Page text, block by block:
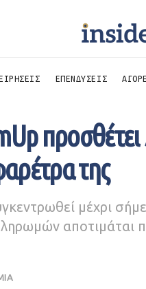
ΕΠΕΝΔΥΣΕΙΣ
προσθέτει
της
μέχρι
αποτιμάται